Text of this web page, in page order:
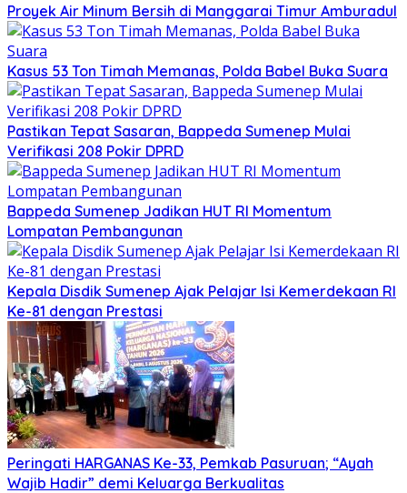
Proyek Air Minum Bersih di Manggarai Timur Amburadul
Kasus 53 Ton Timah Memanas, Polda Babel Buka Suara
Pastikan Tepat Sasaran, Bappeda Sumenep Mulai
Verifikasi 208 Pokir DPRD
Bappeda Sumenep Jadikan HUT RI Momentum
Lompatan Pembangunan
Kepala Disdik Sumenep Ajak Pelajar Isi Kemerdekaan RI
Ke-81 dengan Prestasi
Peringati HARGANAS Ke-33, Pemkab Pasuruan; “Ayah
Wajib Hadir” demi Keluarga Berkualitas